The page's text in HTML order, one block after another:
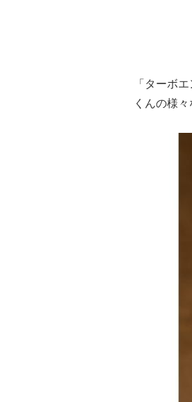
「ターボ
くんの様